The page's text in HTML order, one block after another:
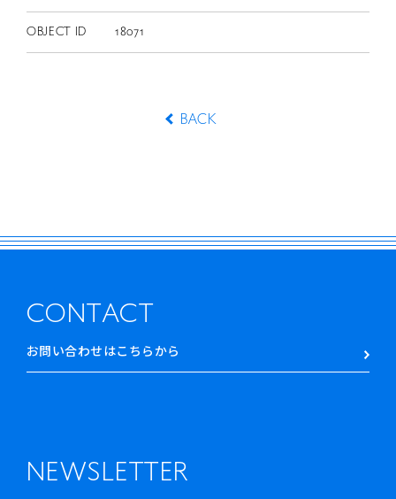
OBJECT ID 18071
BACK
CONTACT
お問い合わせはこちらから
NEWSLETTER